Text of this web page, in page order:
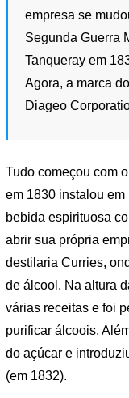
empresa se
Segunda Guerra
Tanqueray em
Agora, a marca
Diageo
Tudo começou com
em 1830 instalou
bebida espirituosa
abrir sua própria
destilaria Curries,
de álcool. Na altura
várias receitas e foi
purificar álcoois.
do açúcar e
(em 1832).